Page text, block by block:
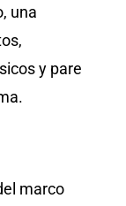
una
y pare
marco